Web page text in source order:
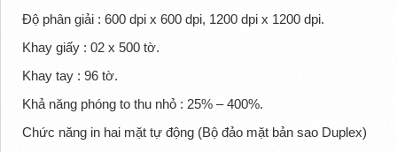
Độ phân giải : 600 dpi x 600 dpi, 1200 dpi x 1200 dpi.
Khay giấy : 02 x 500 tờ.
Khay tay : 96 tờ.
Khả năng phóng to thu nhỏ : 25% – 400%.
Chức năng in hai mặt tự động (Bộ đảo mặt bản sao Duplex)